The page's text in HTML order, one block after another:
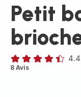
Petit
ratings.4.4
4.4
8 Avis